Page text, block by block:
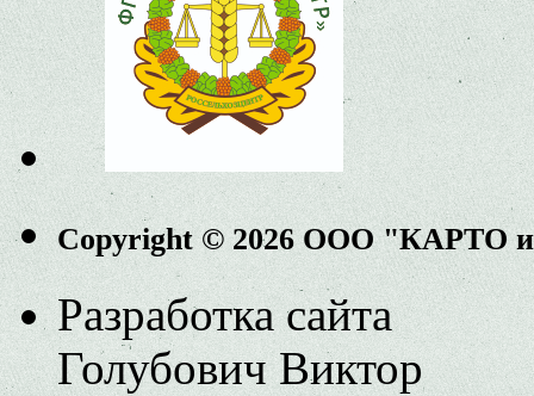
Copyright © 2026 ООО "КАРТО
Разработка сайта
Голубович Виктор